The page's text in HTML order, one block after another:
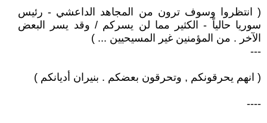
( انتظروا وسوف ترون من المجاهد الداعشي - رئيس
سوريا حالياً - الكثير مما لن يسركم / وقد يسر البعض
الآخر . من المؤمنين غير المسيحيين ... )
---
( انهم يحرقونكم , وتحرقون بعضكم . بنيران أديانكم )
----